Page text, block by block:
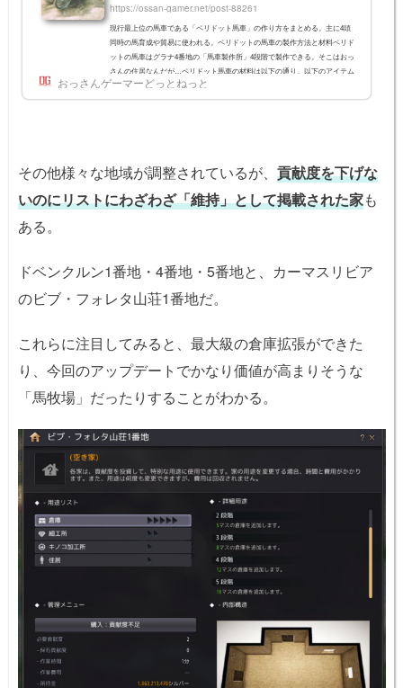
https://ossan-gamer.net/post-88261
現行最上位の馬車である「ペリドット馬車」の作り方をまとめる。主に4頭
同時の馬育成や貿易に使われる。ペリドットの馬車の製作方法と材料ペリド
ットの馬車はグラナ4番地の「馬車製作所」4段階で製作できる。そこはおっ
さんの住居なんだが…ペリドット馬車の材料は以下の通り。以下のアイテム
をグラナ倉庫などに入れて、グラナの労働者で作ると早い。ペリドットの馬
車材料形状の欠片 x4000緑青の塊 x15ソフトレザー x15藍色の青金石 x4堅固
おっさんゲーマーどっとねっと
その他様々な地域が調整されているが、 貢献度を下げな
いのにリストにわざわざ「維持」として掲載された家も
ある。
ドベンクルン1番地・4番地・5番地と、カーマスリビア
のビブ・フォレタ山荘1番地だ。
これらに注目してみると、最大級の倉庫拡張ができた
り、今回のアップデートでかなり価値が高まりそうな
「馬牧場」だったりすることがわかる。